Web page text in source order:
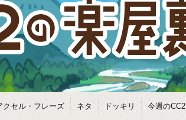
クセル・フレーズ ネタ ドッキリ 今週のCC2